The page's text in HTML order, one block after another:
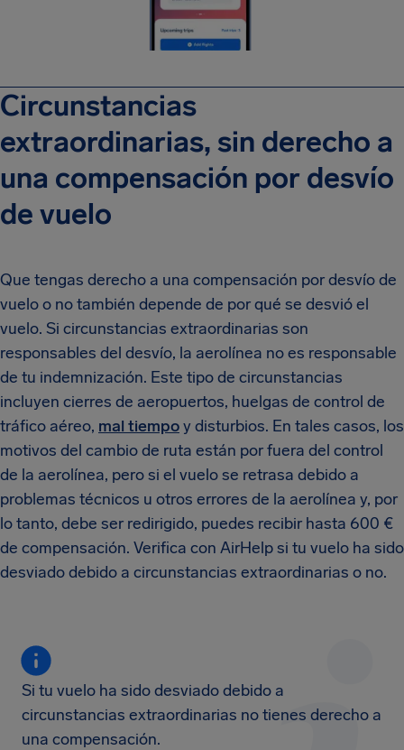
Circunstancias
extraordinarias, sin derecho a
una compensación por desvío
de vuelo
Que tengas derecho a una compensación por desvío de
vuelo o no también depende de por qué se desvió el
vuelo. Si circunstancias extraordinarias son
responsables del desvío, la aerolínea no es responsable
de tu indemnización. Este tipo de circunstancias
incluyen cierres de aeropuertos, huelgas de control de
tráfico aéreo, mal tiempoy disturbios. En tales casos, los
motivos del cambio de ruta están por fuera del control
de la aerolínea, pero si el vuelo se retrasa debido a
problemas técnicos u otros errores de la aerolínea y, por
lo tanto, debe ser redirigido, puedes recibir hasta 600 €
de compensación. Verifica con AirHelp si tu vuelo ha sido
desviado debido a circunstancias extraordinarias o no.
Si tu vuelo ha sido desviado debido a
circunstancias extraordinarias no tienes derecho a
una compensación.